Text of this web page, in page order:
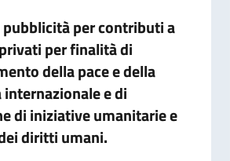
per contributi a
per finalità di
della pace e della
internazionale e di
di iniziative umanitarie e
diritti umani.